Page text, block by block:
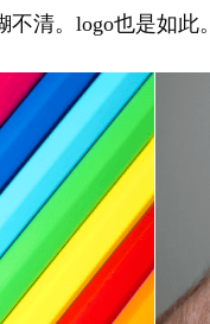
清。logo也是如